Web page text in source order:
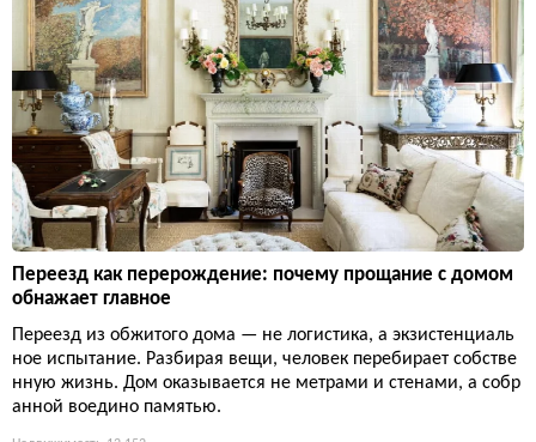
Переезд как перерождение: почему прощание с домом
обнажает главное
Переезд из обжитого дома — не логистика, а экзистенциаль
ное испытание. Разбирая вещи, человек перебирает собстве
нную жизнь. Дом оказывается не метрами и стенами, а собр
анной воедино памятью.